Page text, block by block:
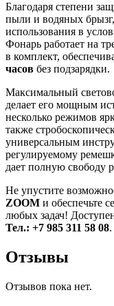
Благодаря степени
пыли и водяных
использования в
Фонарь работает на
в комплект,
часов без подзарядки.
Максимальный
делает его мощным
несколько режимов
также
универсальным
регулируемому
дает полную свободу
Не упустите
ZOOM и обеспечьте
любых задач!
Тел.: +7 985 311 58 08.
Отзывы
Отзывов пока нет.